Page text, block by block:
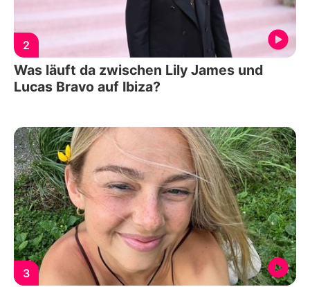
2
Was läuft da zwischen Lily James und
Lucas Bravo auf Ibiza?
3